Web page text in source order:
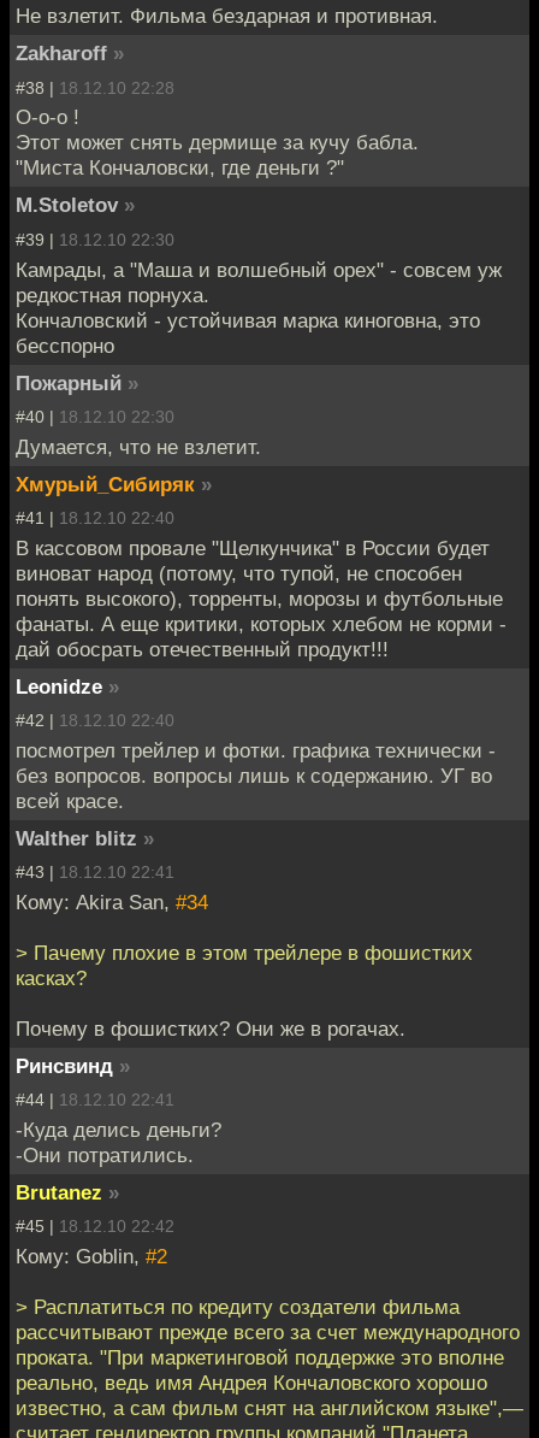
Не взлетит. Фильма бездарная и противная.
Zakharoff »
#38 | 18.12.10 22:28
О-о-о !
Этот может снять дермище за кучу бабла.
"Миста Кончаловски, где деньги ?"
M.Stoletov »
#39 | 18.12.10 22:30
Камрады, а "Маша и волшебный орех" - совсем уж
редкостная порнуха.
Кончаловский - устойчивая марка киноговна, это
бесспорно
Пожарный »
#40 | 18.12.10 22:30
Думается, что не взлетит.
Хмурый_Сибиряк »
#41 | 18.12.10 22:40
В кассовом провале "Щелкунчика" в России будет
виноват народ (потому, что тупой, не способен
понять высокого), торренты, морозы и футбольные
фанаты. А еще критики, которых хлебом не корми -
дай обосрать отечественный продукт!!!
Leonidze »
#42 | 18.12.10 22:40
посмотрел трейлер и фотки. графика технически -
без вопросов. вопросы лишь к содержанию. УГ во
всей красе.
Walther blitz »
#43 | 18.12.10 22:41
Кому: Akira San, #34
> Пачему плохие в этом трейлере в фошистких
касках?
Почему в фошистких? Они же в рогачах.
Ринсвинд »
#44 | 18.12.10 22:41
-Куда делись деньги?
-Они потратились.
Brutanez »
#45 | 18.12.10 22:42
Кому: Goblin, #2
> Расплатиться по кредиту создатели фильма
рассчитывают прежде всего за счет международного
проката. "При маркетинговой поддержке это вполне
реально, ведь имя Андрея Кончаловского хорошо
известно, а сам фильм снят на английском языке",—
считает гендиректор группы компаний "Планета